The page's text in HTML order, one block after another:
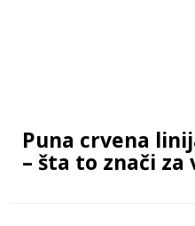
Puna crvena
– šta to znači za